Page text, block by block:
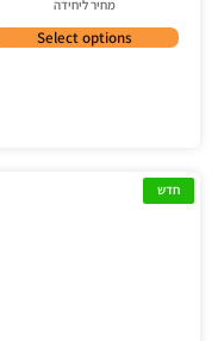
מחיר ליחידה
Select options
חדש